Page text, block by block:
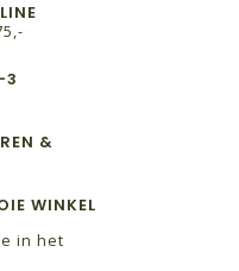
3
&
WINKEL
in het